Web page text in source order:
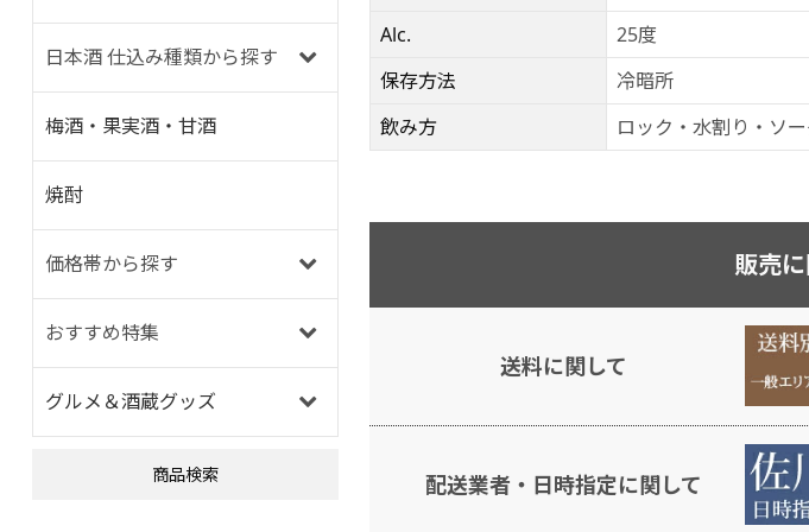
日本酒 仕込み種類から探す
梅酒・果実酒・甘酒
焼酎
価格帯から探す
おすすめ特集
グルメ＆酒蔵グッズ
商品検索
Alc.
25度
保存方法
冷暗所
飲み方
ロック・水割り・ソ
販売
送料に関して
配送業者・日時指定に関して